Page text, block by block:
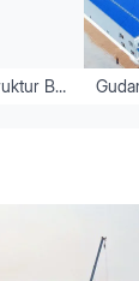
Proyek Fabrikasi Struktur Baja Modular Minyak & Gas